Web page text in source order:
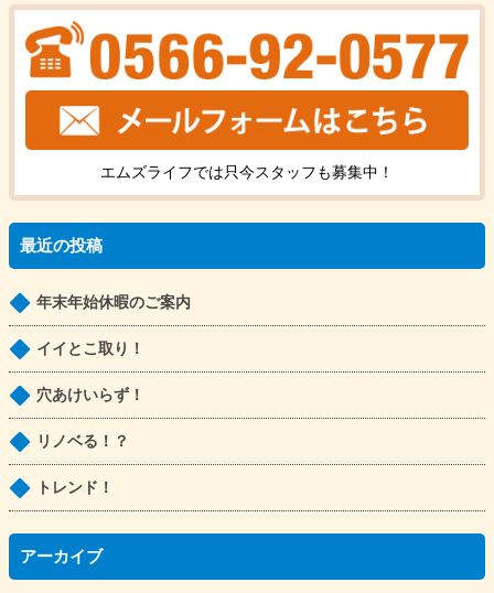
エムズライフでは只今スタッフも募集中！
最近の投稿
年末年始休暇のご案内
イイとこ取り！
穴あけいらず！
リノベる！？
トレンド！
アーカイブ